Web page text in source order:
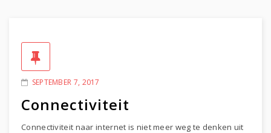
SEPTEMBER 7, 2017
Connectiviteit
Connectiviteit naar internet is niet meer weg te denken uit